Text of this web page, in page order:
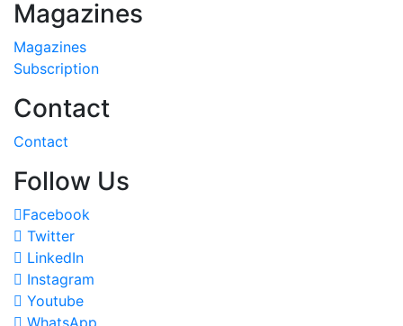
Magazines
Subscription
Contact
Contact
Facebook
Twitter
LinkedIn
Instagram
Youtube
WhatsApp